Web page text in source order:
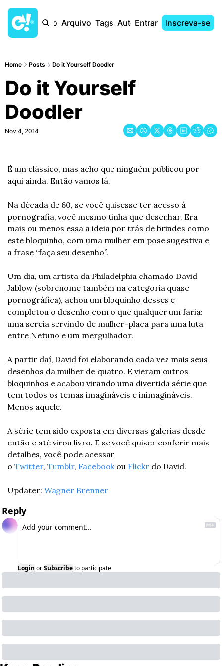
Início Arquivo Tags AutoresEntrar Inscreva-se
Home Posts Do it Yourself Doodler
Do it Yourself
Doodler
Nov 4, 2014
É um clássico, mas acho que ninguém publicou por
aqui ainda. Então vamos lá.
Na década de 60, se você quisesse ter acesso à
pornografia, você mesmo tinha que desenhar. Era
mais ou menos essa a ideia por trás de brindes como
este bloquinho, com uma mulher em pose sugestiva e
a frase “faça seu desenho”.
Um dia, um artista da Philadelphia chamado David
Jablow (sobrenome também na categoria quase
pornográfica), achou um bloquinho desses e
completou o desenho com o que qualquer um faria:
uma sereia servindo de mulher-placa para uma luta
entre Netuno e um mergulhador.
A partir daí, David foi elaborando cada vez mais seus
desenhos da mulher de quatro. E vieram outros
bloquinhos e acabou virando uma divertida série que
tem todos os temas imagináveis e inimagináveis.
Menos aquele.
A série tem sido exposta em diversas galerias desde
então e até virou livro. E se você quiser conferir mais
detalhes, você pode acessar
o Twitter, Tumblr, Facebook ou Flickr do David.
Updater: Wagner Brenner
Reply
Login orSubscribeto participate